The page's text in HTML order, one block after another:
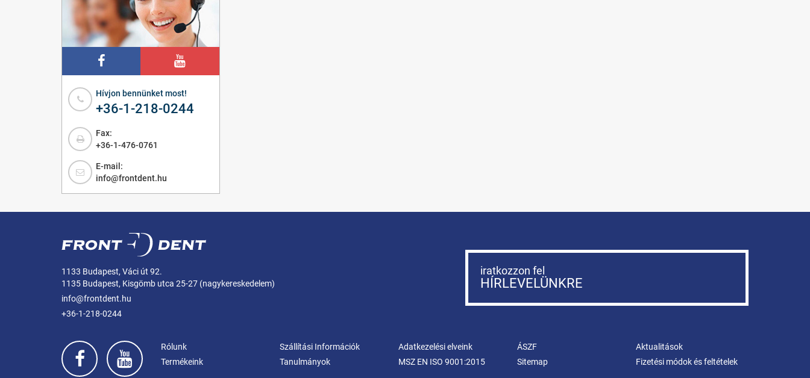
Hívjon bennünket most!
+36-1-218-0244
Fax:
+36-1-476-0761
E-mail:
info@frontdent.hu
1133 Budapest, Váci út 92.
1135 Budapest, Kisgömb utca 25-27 (nagykereskedelem)
info@frontdent.hu
+36-1-218-0244
iratkozzon fel
HÍRLEVELÜNKRE
Rólunk Szállítási Információk Adatkezelési elveink ÁSZF
Aktualitások
Termékeink
Tanulmányok MSZ EN ISO 9001:2015 Sitemap Fizetési módok és feltételek